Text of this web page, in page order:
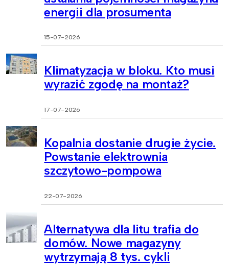
energii dla prosumenta
15-07-2026
Klimatyzacja w bloku. Kto musi
wyrazić zgodę na montaż?
17-07-2026
Kopalnia dostanie drugie życie.
Powstanie elektrownia
szczytowo-pompowa
22-07-2026
Alternatywa dla litu trafia do
domów. Nowe magazyny
wytrzymają 8 tys. cykli